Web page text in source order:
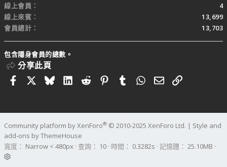
線上會員
4
線上來賓
13,699
會員總計
13,703
包含隱身會員的總數。
分享此頁
FacebookBlueskyLinkedIn
RedditPinterestTumblrWhatsApp
電子郵件
連結
Community platform by XenForo® © 2010-2025 XenForo Ltd. | Style and
add-ons by ThemeHouse
寬度
查詢 10 時間 0.3282s 記憶體 25.10MB